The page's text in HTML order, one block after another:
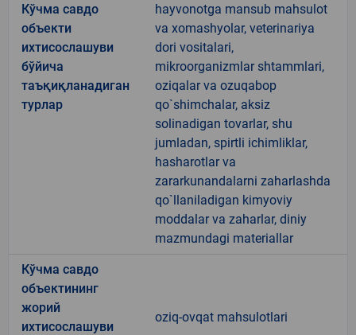
Кўчма савдо
объекти
ихтисослашуви
бўйича
таъқиқланадиган
турлар
hayvonotga mansub mahsulot
va xomashyolar, veterinariya
dori vositalari,
mikroorganizmlar shtammlari,
oziqalar va ozuqabop
qo`shimchalar, aksiz
solinadigan tovarlar, shu
jumladan, spirtli ichimliklar,
hasharotlar va
zararkunandalarni zaharlashda
qo`llaniladigan kimyoviy
moddalar va zaharlar, diniy
mazmundagi materiallar
Кўчма савдо
объектининг
жорий
ихтисослашуви
oziq-ovqat mahsulotlari